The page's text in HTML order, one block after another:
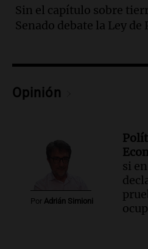
contrato entre
Huawei en Neuquén
Audio.El
provincia y su
Audio.
La amiga del
recordó su paso por
siempre: ''Difundan
Episodios
Santa Fe,
Sin el capítulo sobre
Senado debate la Ley
Opinión
Por Adrián Simioni
si